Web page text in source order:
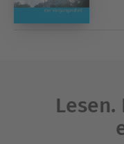
Lesen.